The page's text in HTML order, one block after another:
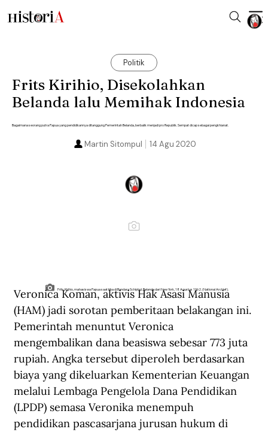
Politik
Frits Kirihio, Disekolahkan
Belanda lalu Memihak Indonesia
Bagaimana seorang putra Papua yang pendidikannya ditanggung Pemerintah Belanda, berbalik menjadi pro Republik. Sempat dicap sebagai pengkhianat.
14 Agu 2020
Martin Sitompul
Frits Kirihio, mahasiswa Papua saat tiba di Bandara Schiphol, Belanda dari New York, 18 Agustus 1962. (National Archief).
Veronica Koman, aktivis Hak Asasi Manusia
(HAM) jadi sorotan pemberitaan belakangan ini.
Pemerintah menuntut Veronica
mengembalikan dana beasiswa sebesar 773 juta
rupiah. Angka tersebut diperoleh berdasarkan
biaya yang dikeluarkan Kementerian Keuangan
melalui Lembaga Pengelola Dana Pendidikan
(LPDP) semasa Veronika menempuh
pendidikan pascasarjana jurusan hukum di